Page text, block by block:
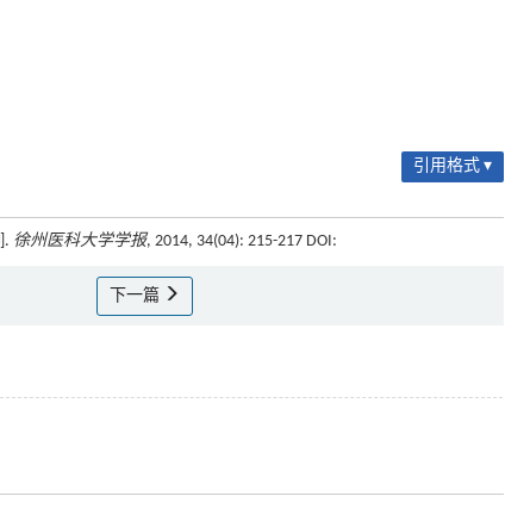
引用格式 ▾
徐州医科大学学报, 2014, 34(04): 215-217 DOI:
下一篇